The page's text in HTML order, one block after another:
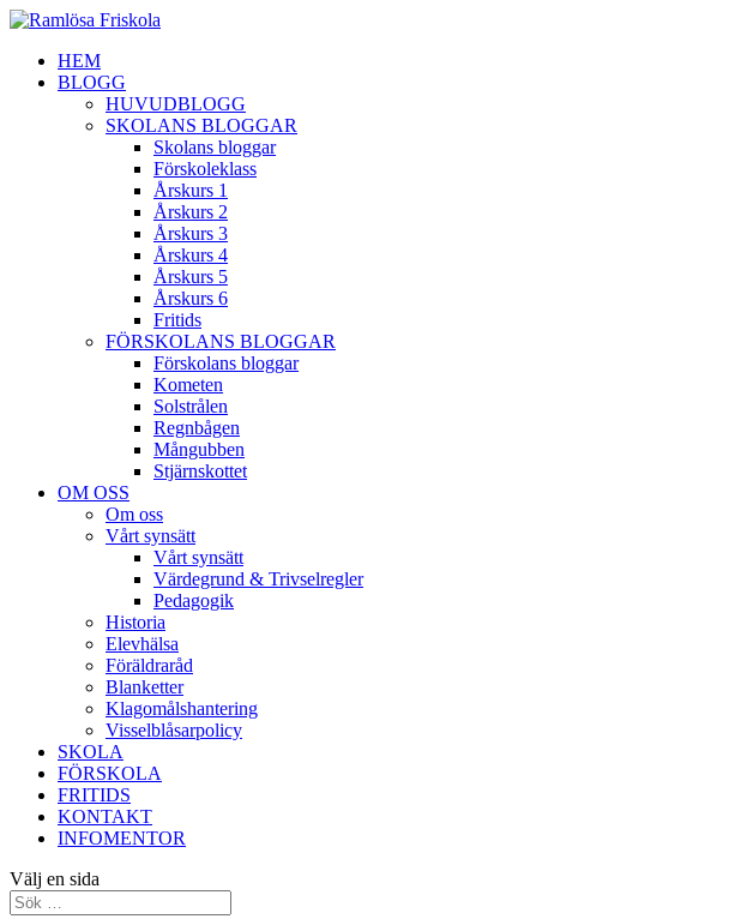
HEM
BLOGG
HUVUDBLOGG
SKOLANS BLOGGAR
Skolans bloggar
Förskoleklass
Årskurs 1
Årskurs 2
Årskurs 3
Årskurs 4
Årskurs 5
Årskurs 6
Fritids
FÖRSKOLANS BLOGGAR
Förskolans bloggar
Kometen
Solstrålen
Regnbågen
Mångubben
Stjärnskottet
OM OSS
Om oss
Vårt synsätt
Vårt synsätt
Värdegrund & Trivselregler
Pedagogik
Historia
Elevhälsa
Föräldraråd
Blanketter
Klagomålshantering
Visselblåsarpolicy
SKOLA
FÖRSKOLA
FRITIDS
KONTAKT
INFOMENTOR
Välj en sida